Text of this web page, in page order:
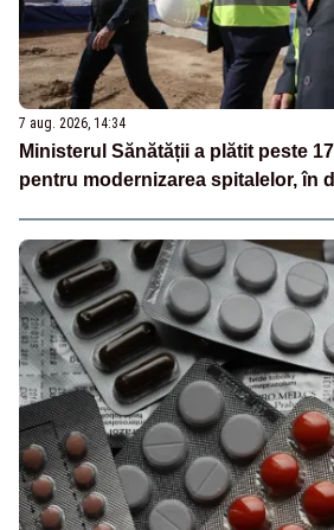
7 aug. 2026, 14:34
Ministerul Sănătății a plătit peste
pentru modernizarea spitalelor, în